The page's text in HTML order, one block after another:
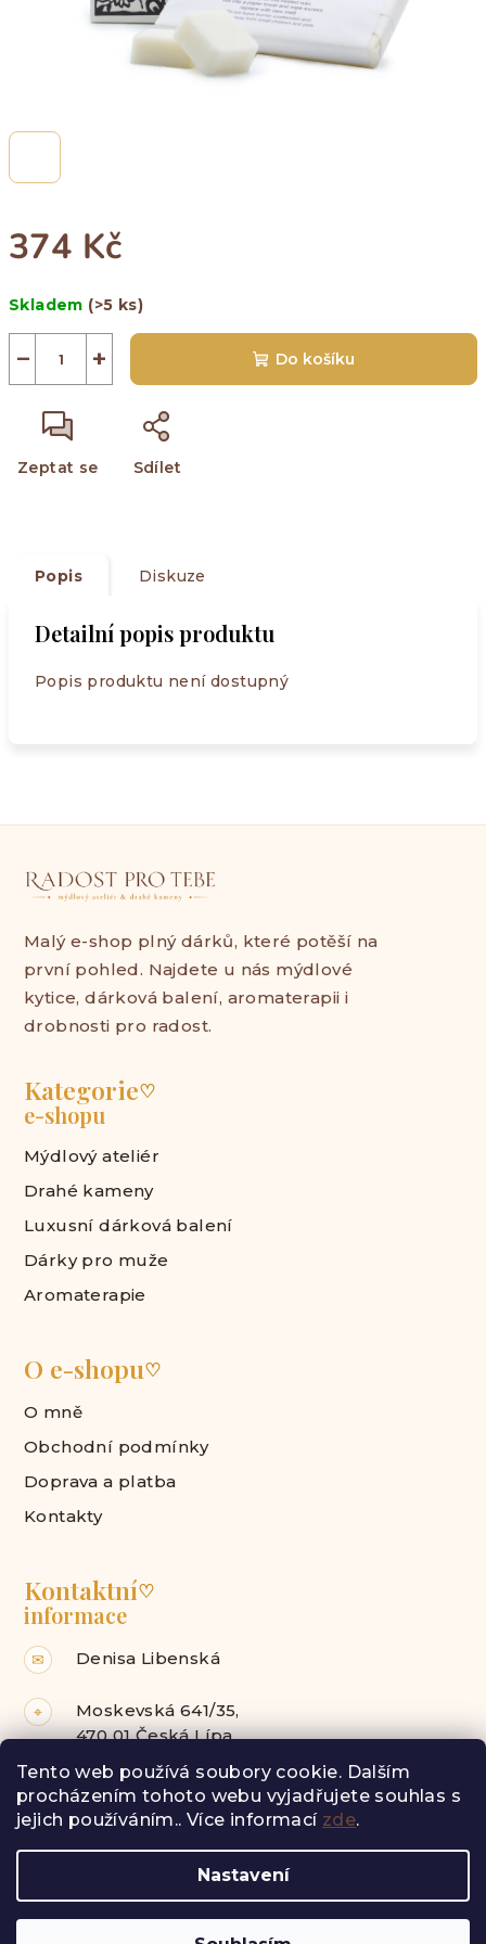
Tento web používá soubory cookie. Dalším
procházením tohoto webu vyjadřujete souhlas s
jejich používáním.. Více informací zde.
Nastavení
374 Kč
cena:
Skladem (>5 ks)
+
− Do košíku
Zeptat se Sdílet
Popis Diskuze
Detailní popis produktu
Popis produktu není dostupný
Malý e-shop plný dárků, které potěší na
první pohled. Najdete u nás mýdlové
kytice, dárková balení, aromaterapii i
drobnosti pro radost.
Kategorie♡
e-shopu
Mýdlový ateliér
Drahé kameny
Luxusní dárková balení
Dárky pro muže
Aromaterapie
O e-shopu♡
O mně
Obchodní podmínky
Doprava a platba
Kontakty
Kontaktní♡
informace
✉ Denisa Libenská
⌖
Moskevská 641/35,
470 01 Česká Lípa
Facebook Instagram
vyhrazena.